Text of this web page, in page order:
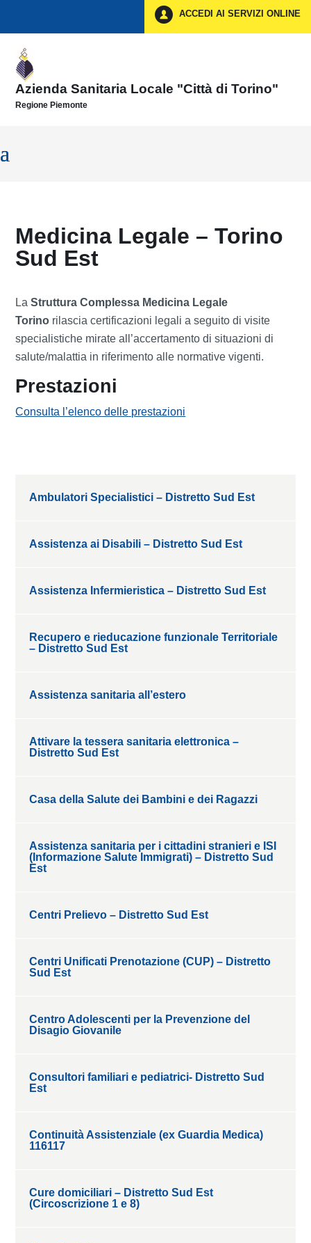
ACCEDI AI SERVIZI ONLINE
Azienda Sanitaria Locale "Città di Torino"
Regione Piemonte
Medicina Legale – Torino
Sud Est
LaStruttura Complessa Medicina Legale
Torino rilascia certificazioni legali a seguito di visite
specialistiche mirate all’accertamento di situazioni di
salute/malattia in riferimento alle normative vigenti.
Prestazioni
Consulta l’elenco delle prestazioni
Ambulatori Specialistici – Distretto Sud Est
Assistenza ai Disabili – Distretto Sud Est
Assistenza Infermieristica – Distretto Sud Est
Recupero e rieducazione funzionale Territoriale
– Distretto Sud Est
Assistenza sanitaria all’estero
Attivare la tessera sanitaria elettronica –
Distretto Sud Est
Casa della Salute dei Bambini e dei Ragazzi
Assistenza sanitaria per i cittadini stranieri e ISI
(Informazione Salute Immigrati) – Distretto Sud
Est
Centri Prelievo – Distretto Sud Est
Centri Unificati Prenotazione (CUP) – Distretto
Sud Est
Centro Adolescenti per la Prevenzione del
Disagio Giovanile
Consultori familiari e pediatrici- Distretto Sud
Est
Continuità Assistenziale (ex Guardia Medica)
116117
Cure domiciliari – Distretto Sud Est
(Circoscrizione 1 e 8)